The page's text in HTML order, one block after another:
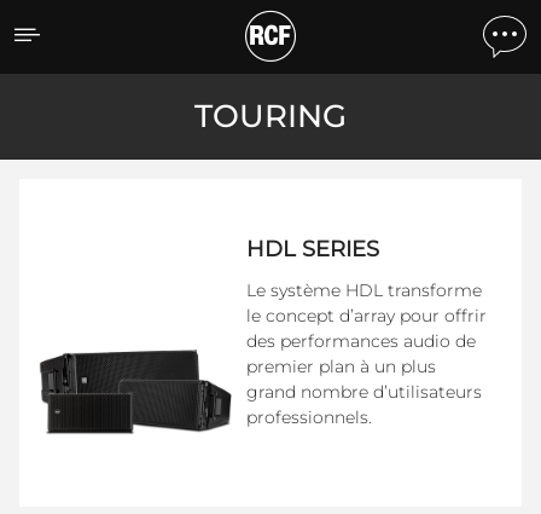
Touring
TOURING
HDL SERIES
Le système HDL transforme
le concept d’array pour offrir
des performances audio de
premier plan à un plus
grand nombre d’utilisateurs
professionnels.